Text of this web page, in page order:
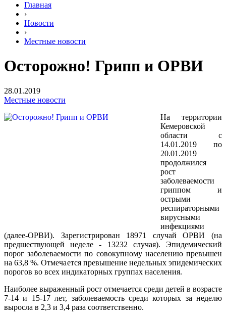
Главная
›
Новости
›
Местные новости
Осторожно! Грипп и ОРВИ
28.01.2019
Местные новости
На территории
Кемеровской
области с
14.01.2019 по
20.01.2019
продолжился
рост
заболеваемости
гриппом и
острыми
респираторными
вирусными
инфекциями
(далее-ОРВИ). Зарегистрирован 18971 случай ОРВИ (на
предшествующей неделе - 13232 случая). Эпидемический
порог заболеваемости по совокупному населению превышен
на 63,8 %. Отмечается превышение недельных эпидемических
порогов во всех индикаторных группах населения.
Наиболее выраженный рост отмечается среди детей в возрасте
7-14 и 15-17 лет, заболеваемость среди которых за неделю
выросла в 2,3 и 3,4 раза соответственно.